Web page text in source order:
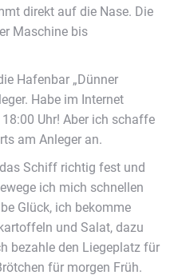
direkt auf die Nase. Die
Maschine bis
Hafenbar „Dünner
Habe im Internet
Uhr! Aber ich schaffe
am Anleger an.
Schiff richtig fest und
ich mich schnellen
Glück, ich bekomme
und Salat, dazu
bezahle den Liegeplatz für
für morgen Früh.